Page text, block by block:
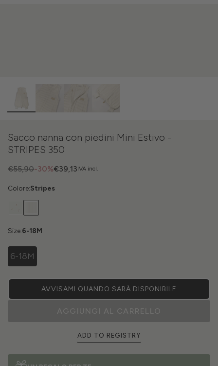
Sacco nanna con piedini Mini Estivo -
STRIPES 350
IVA incl.
-30%
€55,90 €39,13
Colore:Stripes
Size:6-18M
6-18M
AVVISAMI QUANDO SARÀ DISPONIBILE
AGGIUNGI AL CARRELLO
ADD TO REGISTRY